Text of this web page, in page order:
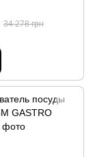
34 278 грн